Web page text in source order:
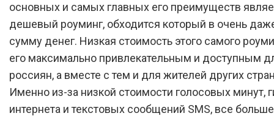
основных и самых главных его преимуществ
дешевый роуминг, обходится который в очень
сумму денег. Низкая стоимость этого самого
его максимально привлекательным и доступным
россиян, а вместе с тем и для жителей других
Именно из-за низкой стоимости голосовых минут,
интернета и текстовых сообщений SMS, все